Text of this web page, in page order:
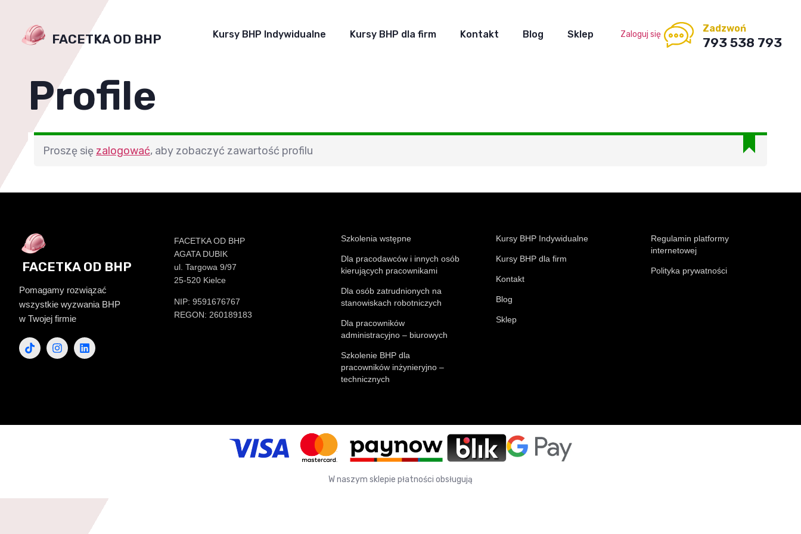
FACETKA OD BHP Kursy BHP Indywidualne Kursy BHP dla firm Kontakt Blog Sklep Zaloguj się
Zadzwoń
793 538 793
Profile
Proszę się zalogować, aby zobaczyć zawartość profilu
FACETKA OD BHP
Pomagamy rozwiązać
wszystkie wyzwania BHP
w Twojej firmie
FACETKA OD BHP
AGATA DUBIK
ul. Targowa 9/97
25-520 Kielce
NIP: 9591676767
REGON: 260189183
Szkolenia wstępne
Dla pracodawców i innych osób
kierujących pracownikami
Dla osób zatrudnionych na
stanowiskach robotniczych
Dla pracowników
administracyjno – biurowych
Szkolenie BHP dla
pracowników inżynieryjno –
technicznych
Kursy BHP Indywidualne
Kursy BHP dla firm
Kontakt
Blog
Sklep
Regulamin platformy
internetowej
Polityka prywatności
W naszym sklepie płatności obsługują